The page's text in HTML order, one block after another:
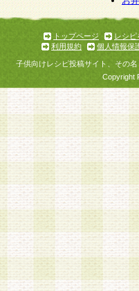
トップページ
レシピ
利用規約
個人情報保
子供向けレシピ投稿サイト、その
Copyright